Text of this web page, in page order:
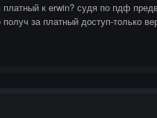
к erwin? судя по пдф
за платный доступ-только